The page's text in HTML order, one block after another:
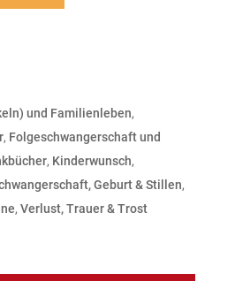
und Familienleben,
, Folgeschwangerschaft und
, Kinderwunsch,
Geburt & Stillen,
, Verlust, Trauer & Trost